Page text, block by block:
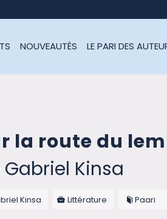
NOUVEAUTÉS LE PARI DES
la route du
Kinsa
Kinsa Littérature Paari